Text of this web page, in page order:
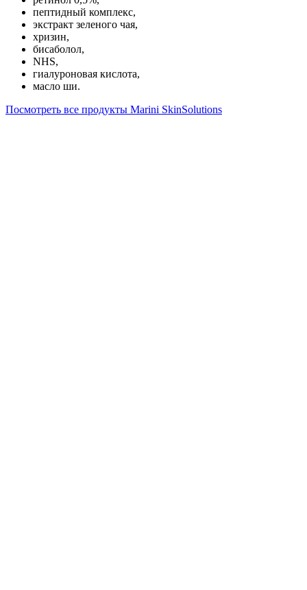
пептидный комплекс,
экстракт зеленого чая,
хризин,
бисаболол,
NHS,
гиалуроновая кислота,
масло ши.
Посмотреть все продукты Marini SkinSolutions